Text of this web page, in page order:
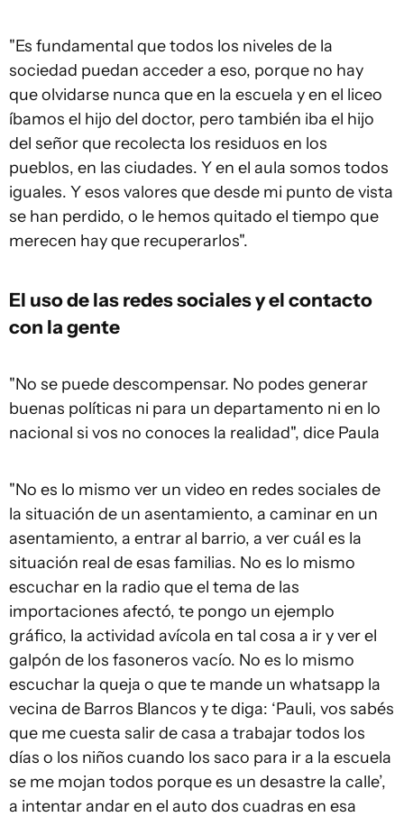
"Es fundamental que todos los niveles de la
sociedad puedan acceder a eso, porque no hay
que olvidarse nunca que en la escuela y en el liceo
íbamos el hijo del doctor, pero también iba el hijo
del señor que recolecta los residuos en los
pueblos, en las ciudades. Y en el aula somos todos
iguales. Y esos valores que desde mi punto de vista
se han perdido, o le hemos quitado el tiempo que
merecen hay que recuperarlos".
El uso de las redes sociales y el contacto
con la gente
"No se puede descompensar. No podes generar
buenas políticas ni para un departamento ni en lo
nacional si vos no conoces la realidad", dice Paula
"No es lo mismo ver un video en redes sociales de
la situación de un asentamiento, a caminar en un
asentamiento, a entrar al barrio, a ver cuál es la
situación real de esas familias. No es lo mismo
escuchar en la radio que el tema de las
importaciones afectó, te pongo un ejemplo
gráfico, la actividad avícola en tal cosa a ir y ver el
galpón de los fasoneros vacío. No es lo mismo
escuchar la queja o que te mande un whatsapp la
vecina de Barros Blancos y te diga: ‘Pauli, vos sabés
que me cuesta salir de casa a trabajar todos los
días o los niños cuando los saco para ir a la escuela
se me mojan todos porque es un desastre la calle’,
a intentar andar en el auto dos cuadras en esa